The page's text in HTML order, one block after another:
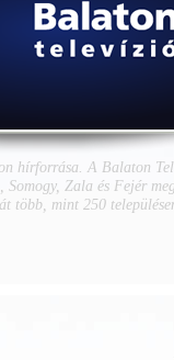
hírforrása. A Balaton
Somogy, Zala és Fejér
több, mint 250